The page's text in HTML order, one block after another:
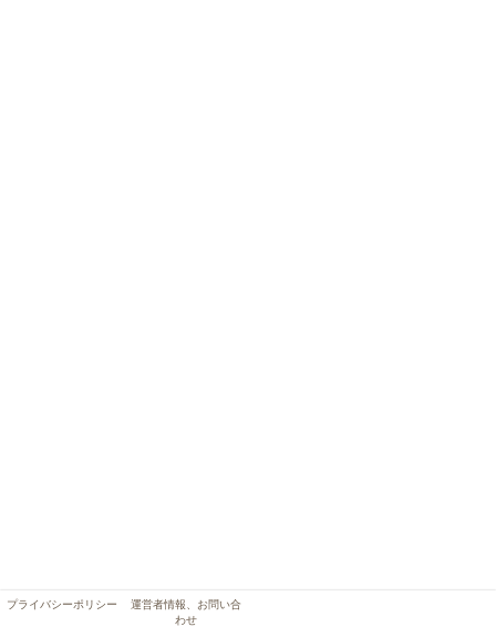
プライバシーポリシー
運営者情報、お問い合
わせ